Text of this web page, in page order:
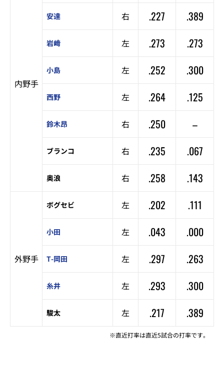
内野手
安達 右 .227 .389
岩﨑 左 .273 .273
小島 左 .252 .300
西野 左 .264 .125
鈴木昂 右 .250 –
ブランコ 右 .235 .067
奥浪 右 .258 .143
外野手
ボグセビ 左 .202 .111
小田 左 .043 .000
T-岡田 左 .297 .263
糸井 左 .293 .300
駿太 左 .217 .389
※直近打率は直近5試合の打率です。